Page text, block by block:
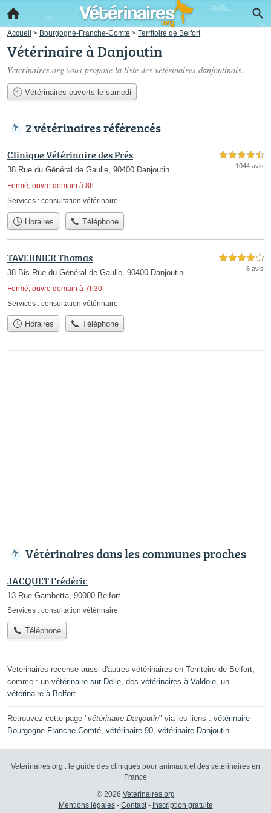
Accueil > Bourgogne-Franche-Comté > Territoire de Belfort
Vétérinaire à Danjoutin
Veterinaires.org vous propose la liste des vétérinaires danjoutinois.
Vétérinaires ouverts le samedi
2 vétérinaires référencés
Clinique Vétérinaire des Prés
38 Rue du Général de Gaulle, 90400 Danjoutin
Fermé, ouvre demain à 8h
4,5 étoiles sur 5
1044 avis
Services : consultation vétérinaire
Horaires Téléphone
TAVERNIER Thomas
38 Bis Rue du Général de Gaulle, 90400 Danjoutin
Fermé, ouvre demain à 7h30
4,0 étoiles sur 5
8 avis
Services : consultation vétérinaire
Horaires Téléphone
Vétérinaires dans les communes proches
JACQUET Frédéric
13 Rue Gambetta, 90000 Belfort
Services : consultation vétérinaire
Téléphone
Veterinaires recense aussi d'autres vétérinaires en Territoire de Belfort,
comme : un vétérinaire sur Delle , des vétérinaires à Valdoie , un
vétérinaire à Belfort
Retrouvez cette page "vétérinaire Danjoutin" via les liens : vétérinaire
Bourgogne-Franche-Comté vétérinaire 90 vétérinaire Danjoutin
Veterinaires.org : le guide des cliniques pour animaux et des vétérinaires en
France
© 2026 Veterinaires.org
Mentions légales- Contact- Inscription gratuite